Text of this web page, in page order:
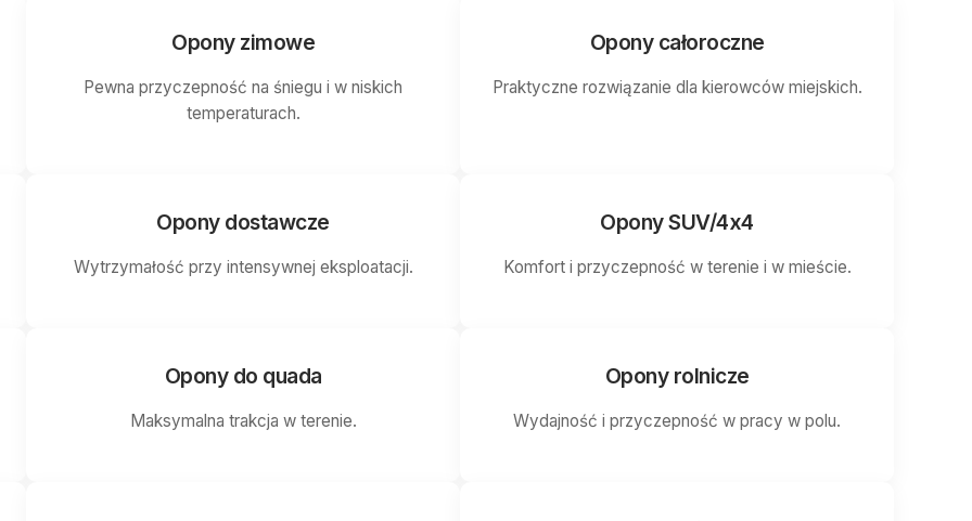
Opony zimowe
Pewna przyczepność na śniegu i w niskich
temperaturach.
Opony całoroczne
Praktyczne rozwiązanie dla kierowców miejskich.
Opony dostawcze
Wytrzymałość przy intensywnej eksploatacji.
Opony SUV/4x4
Komfort i przyczepność w terenie i w mieście.
Opony do quada
Maksymalna trakcja w terenie.
Opony rolnicze
Wydajność i przyczepność w pracy w polu.